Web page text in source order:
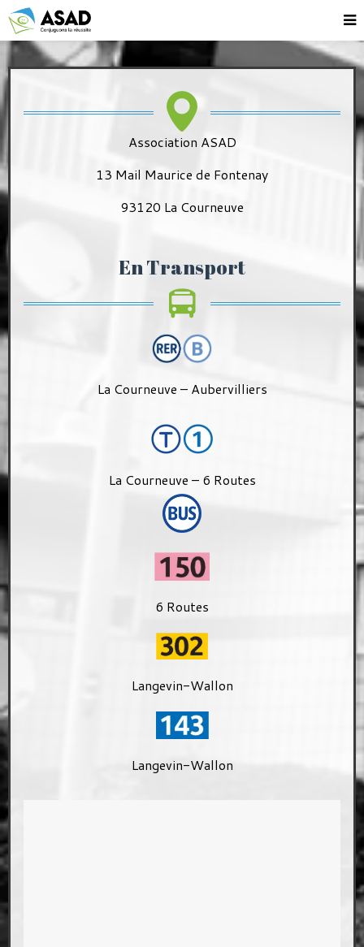
Association ASAD
13 Mail Maurice de Fontenay
93120 La Courneuve
En Transport
La Courneuve – Aubervilliers
La Courneuve – 6 Routes
6 Routes
Langevin-Wallon
Langevin-Wallon